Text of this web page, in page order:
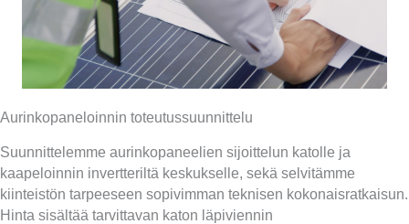
Aurinkopaneloinnin toteutussuunnittelu
Suunnittelemme aurinkopaneelien sijoittelun katolle ja
kaapeloinnin invertteriltä keskukselle, sekä selvitämme
kiinteistön tarpeeseen sopivimman teknisen kokonaisratkaisun.
Hinta sisältää tarvittavan katon läpiviennin